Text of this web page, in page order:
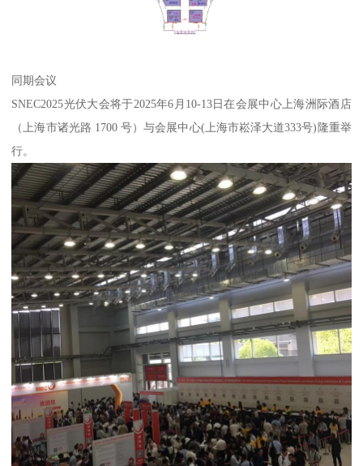
同期会议
SNEC2025光伏大会将于2025年6月10-13日在会展中心上海洲际酒店
（上海市诸光路 1700 号）与会展中心(上海市崧泽大道333号)隆重举
行。